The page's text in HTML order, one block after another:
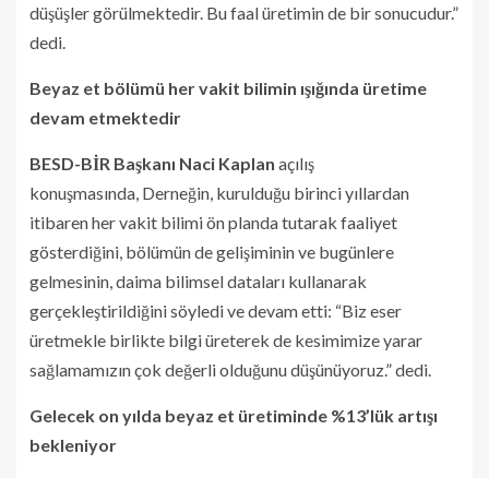
düşüşler görülmektedir. Bu faal üretimin de bir sonucudur.”
dedi.
Beyaz et bölümü her vakit bilimin ışığında üretime
devam etmektedir
BESD-BİR Başkanı Naci Kaplan açılış
konuşmasında, Derneğin, kurulduğu birinci yıllardan
itibaren her vakit bilimi ön planda tutarak faaliyet
gösterdiğini, bölümün de gelişiminin ve bugünlere
gelmesinin, daima bilimsel dataları kullanarak
gerçekleştirildiğini söyledi ve devam etti: “Biz eser
üretmekle birlikte bilgi üreterek de kesimimize yarar
sağlamamızın çok değerli olduğunu düşünüyoruz.” dedi.
Gelecek on yılda beyaz et üretiminde %13’lük artışı
bekleniyor